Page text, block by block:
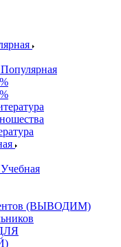
(ВЫВОДИМ)